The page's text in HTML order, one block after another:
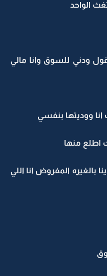
الواحد
ودني للسوق وانا مالي
انا ووديتها بنفسي
اطلع منها
المفروض انا اللي